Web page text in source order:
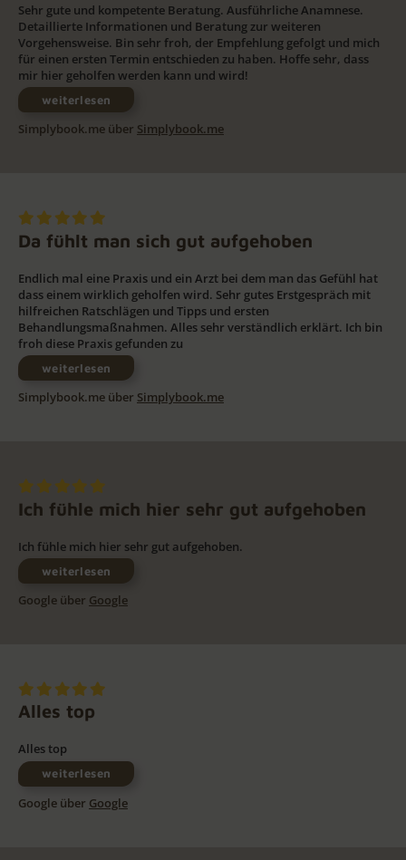
Sehr gute und kompetente Beratung. Ausführliche Anamnese.
Detaillierte Informationen und Beratung zur weiteren
Vorgehensweise. Bin sehr froh, der Empfehlung gefolgt und mich
für einen ersten Termin entschieden zu haben. Hoffe sehr, dass
mir hier geholfen werden kann und wird!
weiterlesen
Simplybook.me über Simplybook.me
Da fühlt man sich gut aufgehoben
Endlich mal eine Praxis und ein Arzt bei dem man das Gefühl hat
dass einem wirklich geholfen wird. Sehr gutes Erstgespräch mit
hilfreichen Ratschlägen und Tipps und ersten
Behandlungsmaßnahmen. Alles sehr verständlich erklärt. Ich bin
froh diese Praxis gefunden zu
weiterlesen
Simplybook.me über Simplybook.me
Ich fühle mich hier sehr gut aufgehoben
Ich fühle mich hier sehr gut aufgehoben.
weiterlesen
Google über Google
Alles top
Alles top
weiterlesen
Google über Google